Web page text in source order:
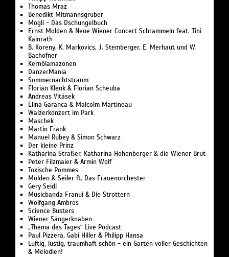
Thomas Mraz
Benedikt Mitmannsgruber
Mogli - Das Dschungelbuch
Ernst Molden & Neue Wiener Concert Schrammeln feat. Tini
Kainrath
B. Koreny, K. Markovics, J. Stemberger, E. Merhaut und W.
Bachofner
Kernölamazonen
DanzerMania
Sommernachts­traum
Florian Klenk & Florian Scheuba
Andreas Vitásek
Elina Garanca & Malcolm Martineau
Walzerkonzert im Park
Maschek
Martin Frank
Manuel Rubey & Simon Schwarz
Der kleine Prinz
Katharina Straßer, Katharina Hohenberger & die Wiener Brut
Peter Filzmaier & Armin Wolf
Toxische Pommes
Molden & Seiler ft. Das Frauenorchester
Gery Seidl
Musicbanda Franui & Die Strottern
Wolfgang Ambros
Science Busters
Wiener Sängerknaben
„Thema des Tages“ Live Podcast
Paul Pizzera, Gabi Hiller & Philipp Hansa
Luftig, lustig, traumhaft schön - ein Garten voller Geschichten
& Melodien!